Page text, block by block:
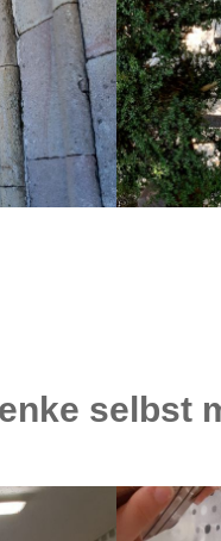
selbst